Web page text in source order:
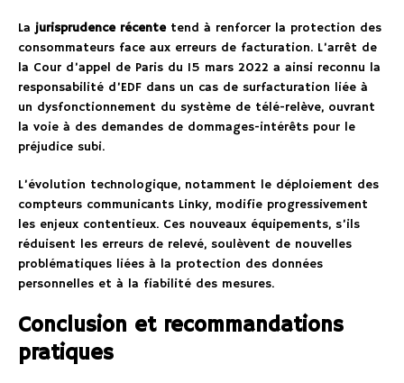
Lajurisprudence récentetend à renforcer la protection des
consommateurs face aux erreurs de facturation. L’arrêt de
la Cour d’appel de Paris du 15 mars 2022 a ainsi reconnu la
responsabilité d’EDF dans un cas de surfacturation liée à
un dysfonctionnement du système de télé-relève, ouvrant
la voie à des demandes de dommages-intérêts pour le
préjudice subi.
L’évolution technologique, notamment le déploiement des
compteurs communicants Linky, modifie progressivement
les enjeux contentieux. Ces nouveaux équipements, s’ils
réduisent les erreurs de relevé, soulèvent de nouvelles
problématiques liées à la protection des données
personnelles et à la fiabilité des mesures.
Conclusion et recommandations
pratiques